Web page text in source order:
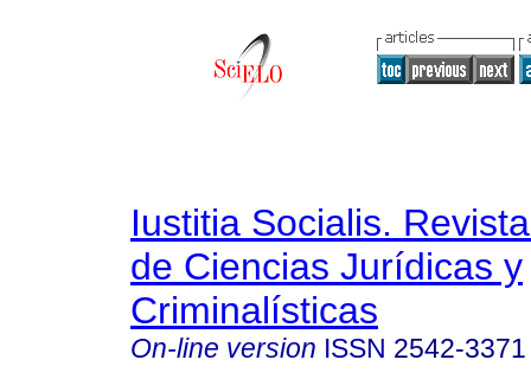
Iustitia Socialis.
de Ciencias Jurídicas y
Criminalísticas
On-line version ISSN 2542-3371